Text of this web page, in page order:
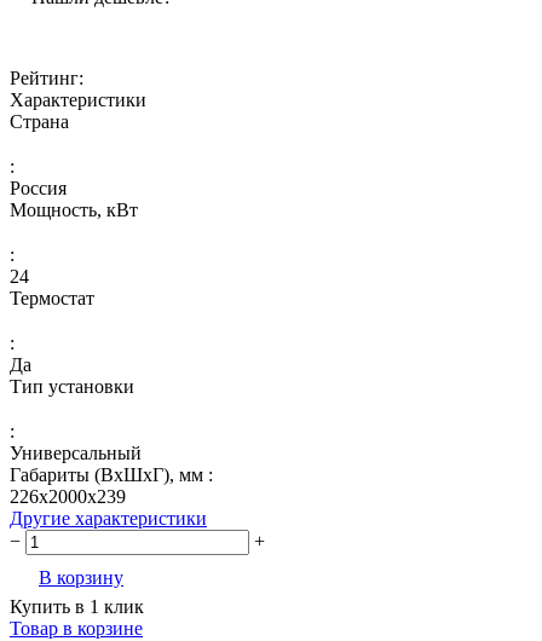
Рейтинг:
Характеристики
Страна
:
Россия
Мощность, кВт
:
24
Термостат
:
Да
Тип установки
:
Универсальный
Габариты (ВхШхГ), мм :
226х2000х239
Другие характеристики
−
+
В корзину
Купить в 1 клик
Товар в корзине